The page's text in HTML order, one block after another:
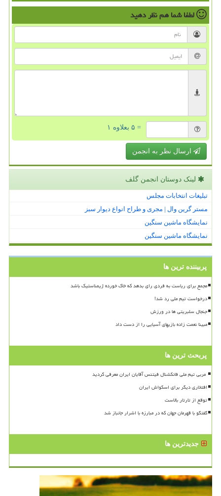
لطفا شما همنظر دهید
= ۵ بعلاوه ۱
ارسال نظر به انجمن
لینک دوستان انجمن گلف
تبلیغات انتخابات مجلس
مستر گرین وال | مجری و طراح انواع دیوار سبز
نمایشگاه ماشین سنگین
نمایشگاه ماشین سنگین
پربیننده ترین ها
مجمع برای ریاست به فردی رای بدهد که خاک خورده ژیمناستیک باشد
درخواست تیم ملی رد شد!
جنجال سلبریتی ها در ورزش
مبینا نعمت زاده بازیهای آسیایی را از دست داد
پربحث ترین ها
افتخاری دیگر برای اسکواش ایران
توقع از تارتار بالاست
گفتگو با قهرمان جهان که در مبارزه با اشرار جانباز شد
جدیدترین ها